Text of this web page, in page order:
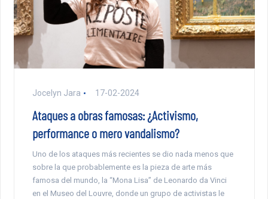
Jocelyn Jara 17-02-2024
Ataques a obras famosas: ¿Activismo,
performance o mero vandalismo?
Uno de los ataques más recientes se dio nada menos que
sobre la que probablemente es la pieza de arte más
famosa del mundo, la “Mona Lisa” de Leonardo da Vinci
en el Museo del Louvre, donde un grupo de activistas le